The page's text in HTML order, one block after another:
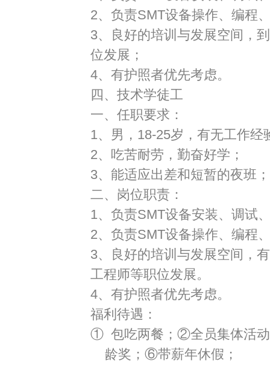
2、负责SMT设备操作、编程
3、良好的培训与发展空间，
位发展；
4、有护照者优先考虑。
四、技术学徒工
一、任职要求：
1、男， 18-25岁，有无工作经
2、吃苦耐劳，勤奋好学；
3、能适应出差和短暂的夜班；
二、岗位职责：
1、负责SMT设备安装、调试
2、负责SMT设备操作、编程
3、良好的培训与发展空间，
工程师等职位发展。
4、有护照者优先考虑。
福利待遇：
① 包吃两餐；②全员集体活
龄奖；⑥带薪年休假；